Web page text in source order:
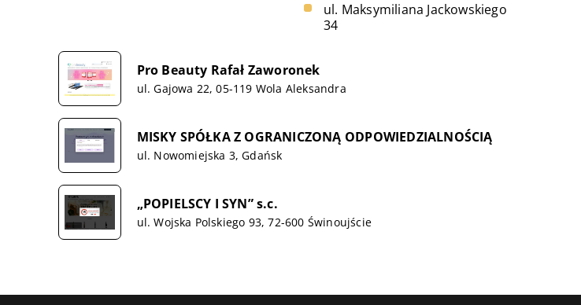
ul. Maksymiliana Jackowskiego
34
Pro Beauty Rafał Zaworonek
ul. Gajowa 22, 05-119 Wola Aleksandra
MISKY SPÓŁKA Z OGRANICZONĄ ODPOWIEDZIALNOŚCIĄ
ul. Nowomiejska 3, Gdańsk
„POPIELSCY I SYN” s.c.
ul. Wojska Polskiego 93, 72-600 Świnoujście